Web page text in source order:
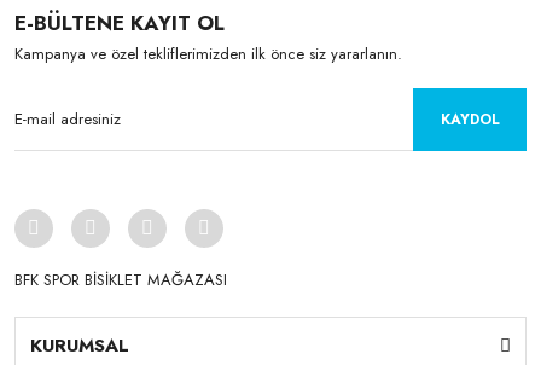
E-BÜLTENE KAYIT OL
Kampanya ve özel tekliflerimizden ilk önce siz yararlanın.
KAYDOL
BFK SPOR BİSİKLET MAĞAZASI
KURUMSAL